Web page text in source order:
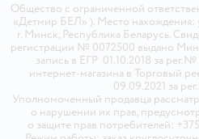
Общество с ограниченной
«Детмир БЕЛ» ). Место нахождения:
г. Минск, Республика Беларусь.
регистрации № 0072500 выдано
запись в ЕГР 01.10.2018 за
интернет-магазина в Торговый
09.09.2021 за
Уполномоченный продавца
о нарушении их прав,
о защите прав потребителей: